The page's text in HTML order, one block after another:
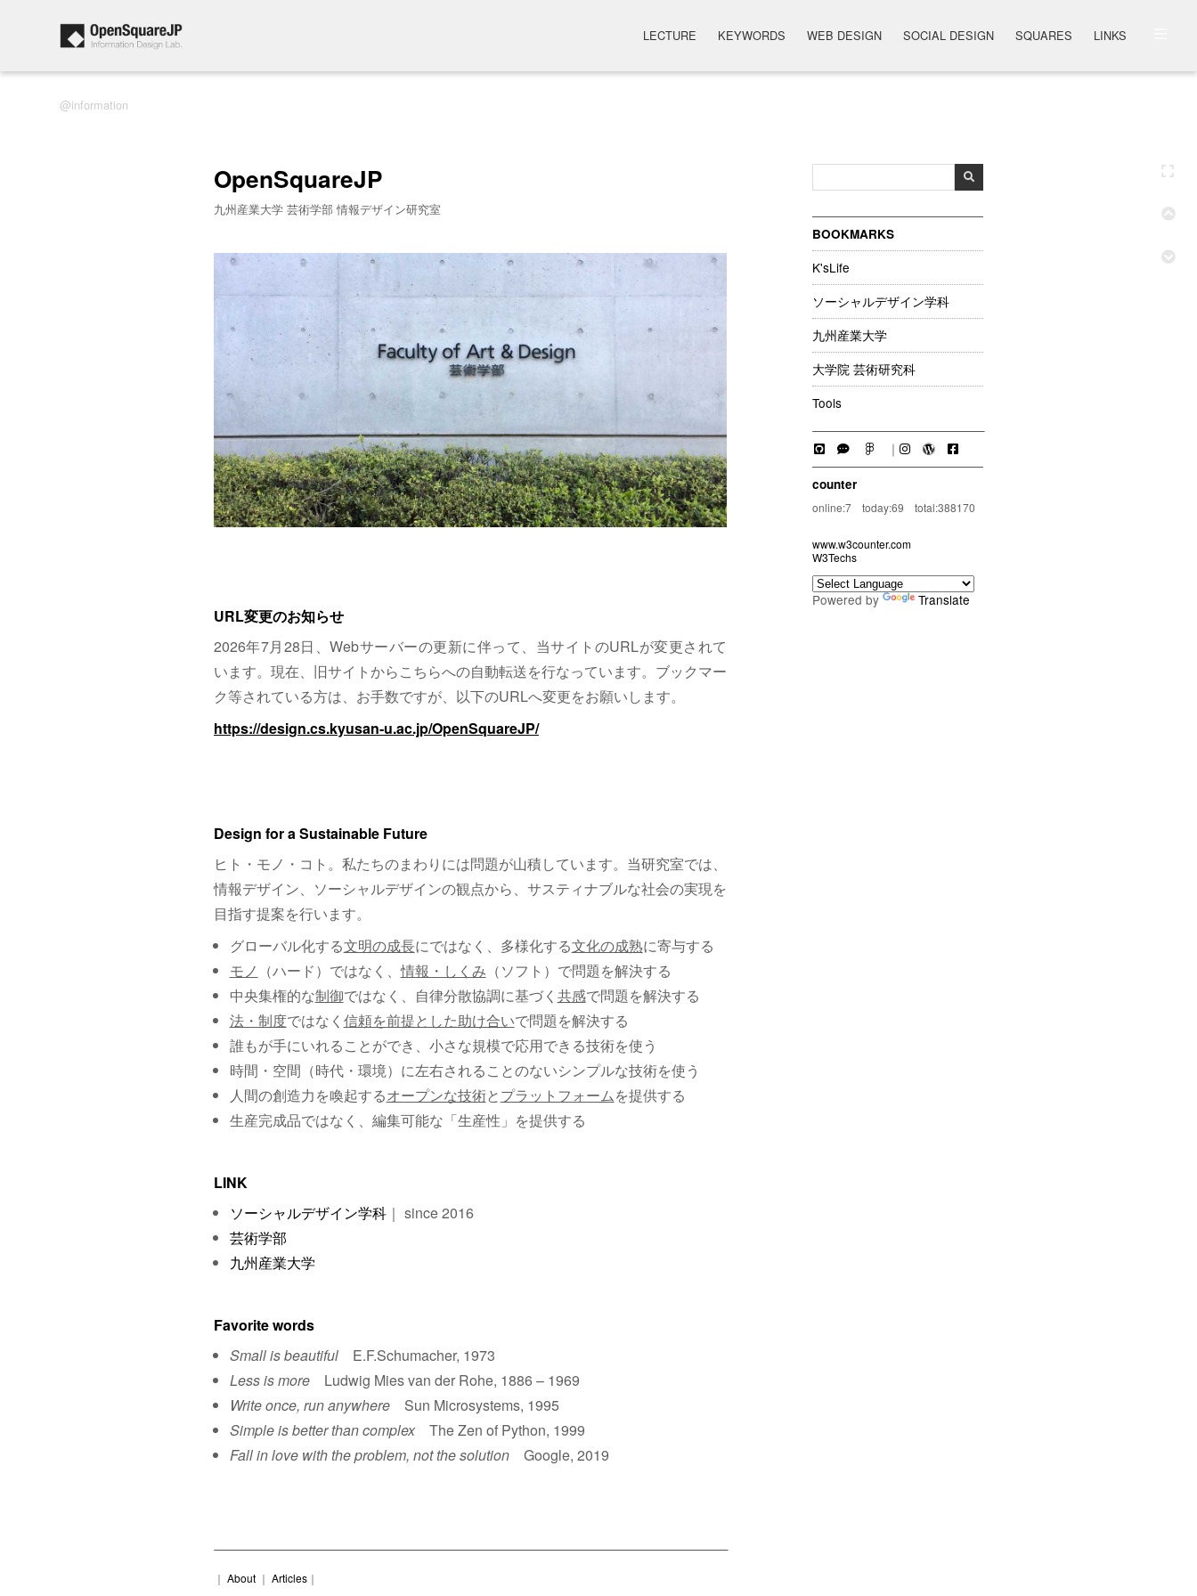
information
LECTURE KEYWORDS WEB DESIGN SOCIAL DESIGN SQUARES LINKS
BOOKMARKS
K'sLife
ソーシャルデザイン学科
九州産業大学
大学院 芸術研究科
Tools
｜
counter
online:7 today:69 total:388170
www.w3counter.com
W3Techs
Powered by Translate
OpenSquareJP
九州産業大学 芸術学部 情報デザイン研究室
URL変更のお知らせ
2026年7月28日、Webサーバーの更新に伴って、当サイトのURLが変更されて
います。現在、旧サイトからこちらへの自動転送を行なっています。ブックマー
ク等されている方は、お手数ですが、以下のURLへ変更をお願いします。
https://design.cs.kyusan-u.ac.jp/OpenSquareJP/
Design for a Sustainable Future
ヒト・モノ・コト。私たちのまわりには問題が山積しています。当研究室では、
情報デザイン、ソーシャルデザインの観点から、サスティナブルな社会の実現を
目指す提案を行います。
グローバル化する文明の成長にではなく、多様化する文化の成熟に寄与する
モノ （ハード）ではなく、情報・しくみ （ソフト）で問題を解決する
中央集権的な制御ではなく、自律分散協調に基づく 共感で問題を解決する
法・制度ではなく 信頼を前提とした助け合いで問題を解決する
誰もが手にいれることができ、小さな規模で応用できる技術を使う
時間・空間（時代・環境）に左右されることのないシンプルな技術を使う
人間の創造力を喚起するオープンな技術とプラットフォームを提供する
生産完成品ではなく、編集可能な「生産性」を提供する
LINK
ソーシャルデザイン学科｜ since 2016
芸術学部
九州産業大学
Favorite words
Small is beautifulE.F.Schumacher, 1973
Less is moreLudwig Mies van der Rohe, 1886 – 1969
Write once, run anywhereSun Microsystems, 1995
Simple is better than complexThe Zen of Python, 1999
Fall in love with the problem, not the solutionGoogle, 2019
｜ About ｜ Articles ｜